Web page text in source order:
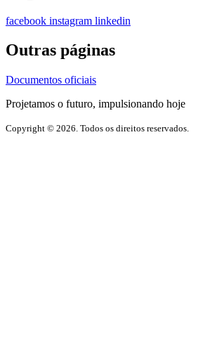
facebook instagram linkedin
Outras páginas
Documentos oficiais
Projetamos o futuro, impulsionando hoje
Copyright © 2026. Todos os direitos reservados.